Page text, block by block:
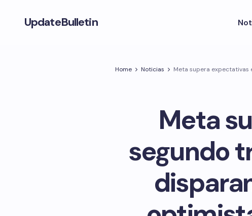
UpdateBulletin
Home Noticias Meta supera expectativas
Meta
segundo